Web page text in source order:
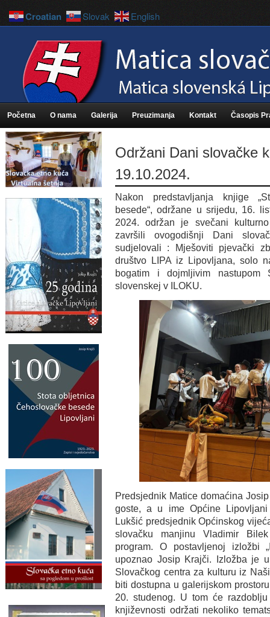
Početna O nama Galerija Preuzimanja Kontakt Časopis
Održani Dani slovačke
19.10.2024.
Nakon predstavljanja knjige
besede“, održane u srijedu, 16.
2024. održan je svečani
završili ovogodišnji Dani
sudjelovali : Mješoviti pjevački
društvo LIPA iz Lipovljana, solo
bogatim i dojmljivim nastupom
slovenskej v ILOKU.
Predsjednik Matice domaćina
goste, a u ime Općine
Lukšić predsjednik Općinskog
slovačku manjinu Vladimir
program. O postavljenoj izložbi
upoznao Josip Krajči. Izložba je
Slovačkog centra za kulturu iz
biti dostupna u galerijskom
20. studenog. U tom će
književnosti održati nekoliko
Croatian Slovak English